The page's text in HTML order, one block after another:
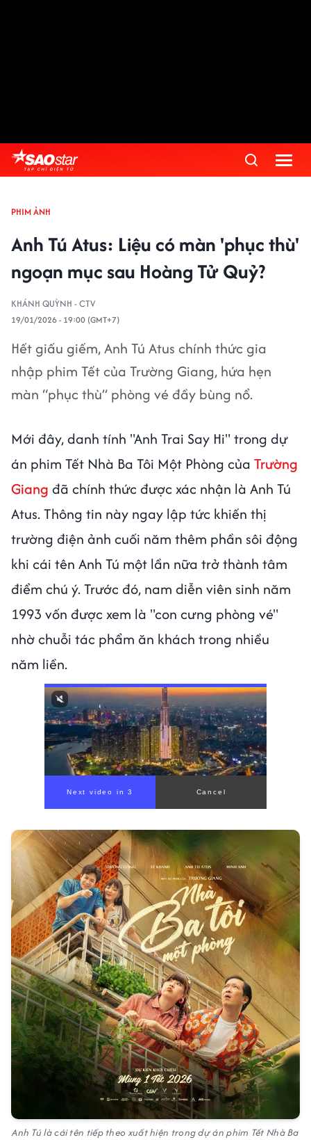
PHIM ẢNH
Anh Tú Atus: Liệu có màn 'phục thù'
ngoạn mục sau Hoàng Tử Quỷ?
KHÁNH QUỲNH - CTV
19/01/2026 - 19:00 (GMT+7)
Hết giấu giếm, Anh Tú Atus chính thức gia
nhập phim Tết của Trường Giang, hứa hẹn
màn “phục thù” phòng vé đầy bùng nổ.
Mới đây, danh tính "Anh Trai Say Hi" trong dự
án phim Tết Nhà Ba Tôi Một Phòng của Trường
Giang đã chính thức được xác nhận là Anh Tú
Atus. Thông tin này ngay lập tức khiến thị
trường điện ảnh cuối năm thêm phần sôi động
khi cái tên Anh Tú một lần nữa trở thành tâm
điểm chú ý. Trước đó, nam diễn viên sinh năm
1993 vốn được xem là "con cưng phòng vé"
nhờ chuỗi tác phẩm ăn khách trong nhiều
năm liền.
Anh Tú là cái tên tiếp theo xuất hiện trong dự án phim Tết Nhà Ba